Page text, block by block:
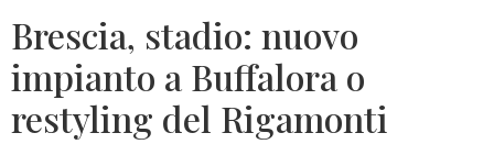
Brescia, stadio: nuovo
impianto a Buffalora o
restyling del Rigamonti